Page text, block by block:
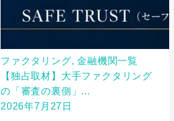
ファクタリング, 金融機関一覧
【独占取材】大手ファクタリング
の「審査の裏側」...
2026年7月27日